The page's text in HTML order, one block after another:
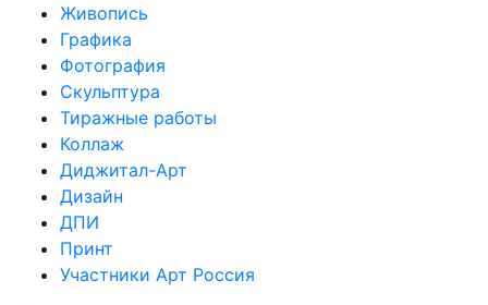
Живопись
Графика
Фотография
Скульптура
Тиражные работы
Коллаж
Диджитал-Арт
Дизайн
ДПИ
Принт
Участники Арт Россия